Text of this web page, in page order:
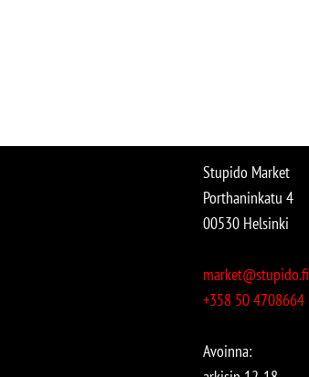
Stupido Market
Porthaninkatu 4
00530 Helsinki
market@stupido.fi
+358 50 4708664
Avoinna: